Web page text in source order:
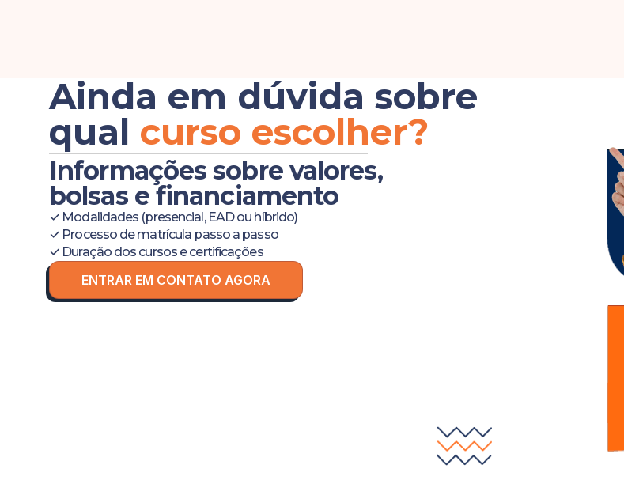
Ainda em dúvida sobre
qual curso escolher?
Informações sobre valores,
bolsas e financiamento
✓ Modalidades (presencial, EAD ou híbrido)
✓ Processo de matrícula passo a passo
✓ Duração dos cursos e certificações
ENTRAR EM CONTATO AGORA